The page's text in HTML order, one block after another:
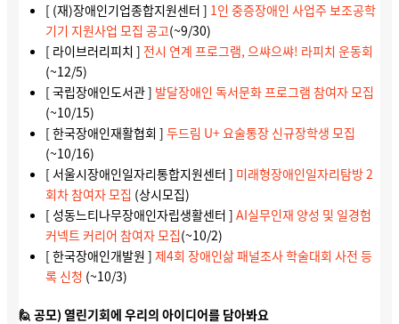
[ (재)장애인기업종합지원센터 ] 1인 중증장애인 사업주 보조공학
기기 지원사업 모집 공고(~9/30)
[ 라이브러리피치 ] 전시 연계 프로그램, 으쌰으쌰! 라피치 운동회
(~12/5)
[ 국립장애인도서관 ] 발달장애인 독서문화 프로그램 참여자 모집
(~10/15)
[ 한국장애인재활협회 ] 두드림 U+ 요술통장 신규장학생 모집
(~10/16)
[ 서울시장애인일자리통합지원센터 ] 미래형장애인일자리탐방 2
회차 참여자 모집 (상시모집)
[ 성동느티나무장애인자립생활센터 ] AI실무인재 양성 및 일경험
커넥트 커리어 참여자 모집(~10/2)
[ 한국장애인개발원 ] 제4회 장애인삶 패널조사 학술대회 사전 등
록 신청 (~10/3)
🙋 공모) 열린기회에 우리의 아이디어를 담아봐요